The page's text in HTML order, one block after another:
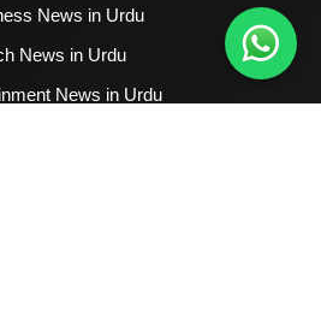
News in Urdu
News in Urdu
News in Urdu